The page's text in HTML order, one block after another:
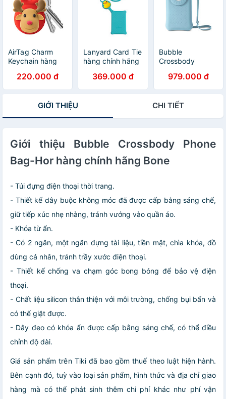
AirTag Charm
Keychain hàng
220.000 đ
Lanyard Card Tie
hàng chính hãng
369.000 đ
Bubble
Crossbody
chính hãng Bone
979.000 đ
GIỚI THIỆU CHI TIẾT
Giới thiệu Bubble Crossbody Phone
Bag-Hor hàng chính hãng Bone
- Túi đựng điện thoại thời trang.
- Thiết kế dây buộc không móc đã được cấp bằng sáng chế,
giữ tiếp xúc nhẹ nhàng, tránh vướng vào quần áo.
- Khóa từ ẩn.
- Có 2 ngăn, một ngăn đựng tài liệu, tiền mặt, chìa khóa, đồ
dùng cá nhân, tránh trầy xước điện thoại.
- Thiết kế chống va chạm góc bong bóng để bảo vệ điện
thoại.
- Chất liệu silicon thân thiện với môi trường, chống bụi bẩn và
có thể giặt được.
- Dây đeo có khóa ẩn được cấp bằng sáng chế, có thể điều
chỉnh độ dài.
Giá sản phẩm trên Tiki đã bao gồm thuế theo luật hiện hành.
Bên cạnh đó, tuỳ vào loại sản phẩm, hình thức và địa chỉ giao
hàng mà có thể phát sinh thêm chi phí khác như phí vận